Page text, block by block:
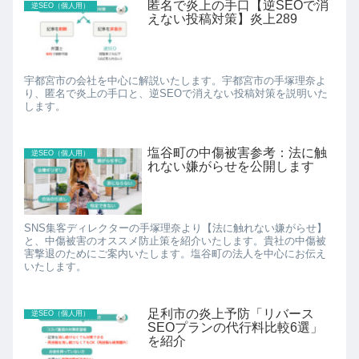
逆SEO（個人用）
匿名で炎上の手口【逆SEOで消
えない投稿対策】炎上289
宇都宮市の会社を中心に解説いたします。宇都宮市の手塚理奈よ
り、匿名で炎上の手口と、逆SEOで消えない投稿対策を説明いた
します。
逆SEO（個人用）
塩谷町の中傷被害参考：法に触
れない嫌がらせを公開します
SNS集客ディレクターの手塚理奈より【法に触れない嫌がらせ】
と、中傷被害のオススメ防止策を紹介いたします。貴社の中傷被
害撃退のためにご案内いたします。塩谷町の法人を中心にお伝え
いたします。
逆SEO（個人用）
足利市の炎上予防「リバース
SEOプランの代行料比較6選」
を紹介